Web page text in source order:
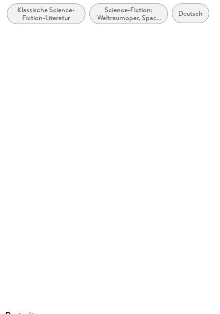
Verlag/Hersteller
Heyne Taschenbuch
Klassische Science-
Fiction-Literatur
Science-Fiction:
Weltraumoper, Space
Opera
Deutsch